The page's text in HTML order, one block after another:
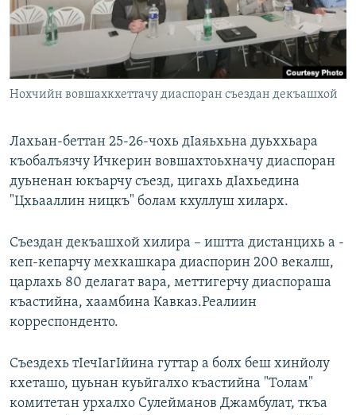
Нохчийн вовшахкхеттачу диаспоран съездан декъашхой
Лахьан-беттан 25-26-чохь дIаяьхьна дуьххьара
къобалъязчу Ичкерин вовшахтоьхначу диаспоран
дуьненан юкъарчу съезд, цигахь дIахьедина
"Цхьааллин ницкъ" болам кхуллуш хиларх.
Съездан декъашхой хилира – иштта дистанцихь а -
кеп-кепарчу мехкашкара диаспорин 200 векалш,
царлахь 80 делагат вара, меттигерчу диаспораша
къастийна, хаамбина Кавказ.Реалиин
корреспонденто.
Съездехь тIечIагIйина гуттар а болх беш хинйолу
кхеташо, цуьнан куьйгалхо къастийна "Толам"
комитетан урхалхо Сулейманов Джамбулат, ткъа